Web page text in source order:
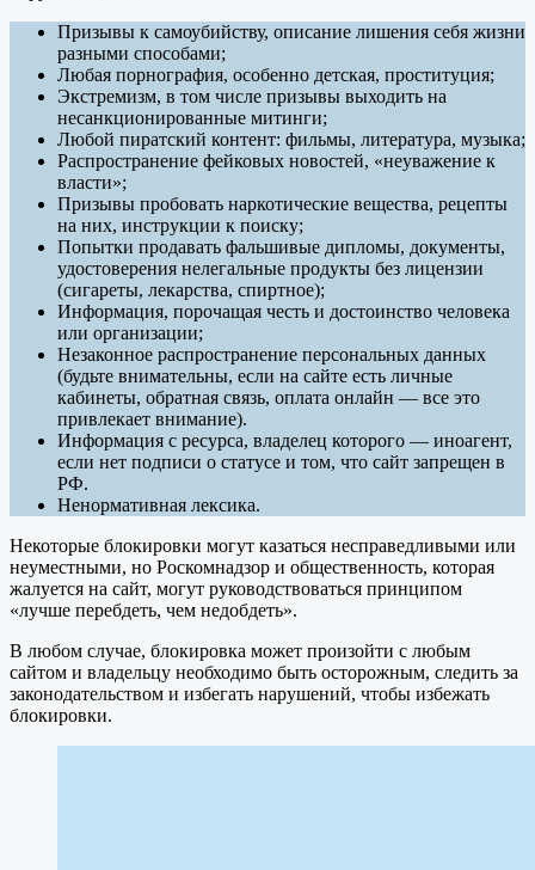
Призывы к самоубийству, описание лишения себя жизни
разными способами;
Любая порнография, особенно детская, проституция;
Экстремизм, в том числе призывы выходить на
несанкционированные митинги;
Любой пиратский контент: фильмы, литература, музыка;
Распространение фейковых новостей, «неуважение к
власти»;
Призывы пробовать наркотические вещества, рецепты
на них, инструкции к поиску;
Попытки продавать фальшивые дипломы, документы,
удостоверения нелегальные продукты без лицензии
(сигареты, лекарства, спиртное);
Информация, порочащая честь и достоинство человека
или организации;
Незаконное распространение персональных данных
(будьте внимательны, если на сайте есть личные
кабинеты, обратная связь, оплата онлайн — все это
привлекает внимание).
Информация с ресурса, владелец которого — иноагент,
если нет подписи о статусе и том, что сайт запрещен в
РФ.
Ненормативная лексика.
Некоторые блокировки могут казаться несправедливыми или
неуместными, но Роскомнадзор и общественность, которая
жалуется на сайт, могут руководствоваться принципом
«лучше перебдеть, чем недобдеть».
В любом случае, блокировка может произойти с любым
сайтом и владельцу необходимо быть осторожным, следить за
законодательством и избегать нарушений, чтобы избежать
блокировки.